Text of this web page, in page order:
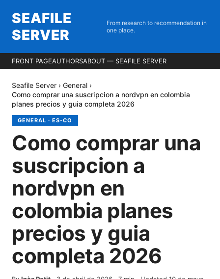
SEAFILE
SERVER
From research to recommendation in
one place.
FRONT PAGEAUTHORSABOUT — SEAFILE SERVER
Seafile Server › General ›
Como comprar una suscripcion a nordvpn en colombia
planes precios y guia completa 2026
GENERAL · ES-CO
Como comprar una
suscripcion a
nordvpn en
colombia planes
precios y guia
completa 2026